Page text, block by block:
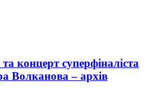
концерт суперфіналіста
Волканова – архів